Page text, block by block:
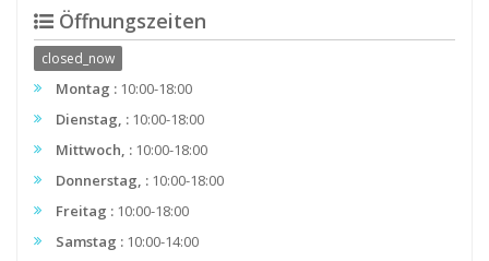
Öffnungszeiten
closed_now
Montag : 10:00-18:00
Dienstag, : 10:00-18:00
Mittwoch, : 10:00-18:00
Donnerstag, : 10:00-18:00
Freitag : 10:00-18:00
Samstag : 10:00-14:00